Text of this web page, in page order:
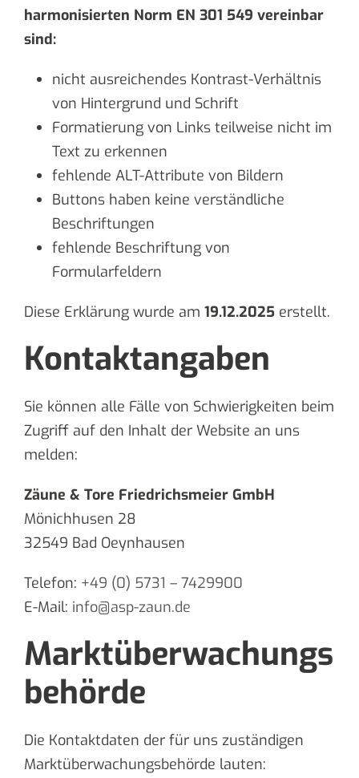
harmonisierten Norm EN 301 549 vereinbar
sind:
nicht ausreichendes Kontrast-Verhältnis
von Hintergrund und Schrift
Formatierung von Links teilweise nicht im
Text zu erkennen
fehlende ALT-Attribute von Bildern
Buttons haben keine verständliche
Beschriftungen
fehlende Beschriftung von
Formularfeldern
Diese Erklärung wurde am 19.12.2025 erstellt.
Kontaktangaben
Sie können alle Fälle von Schwierigkeiten beim
Zugriff auf den Inhalt der Website an uns
melden:
Zäune & Tore Friedrichsmeier GmbH
Mönichhusen 28
32549 Bad Oeynhausen
Telefon: +49 (0) 5731 – 7429900
E-Mail: info@asp-zaun.de
Marktüberwachungs
behörde
Die Kontaktdaten der für uns zuständigen
Marktüberwachungsbehörde lauten: